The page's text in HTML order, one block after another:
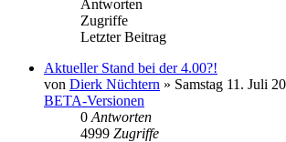
Antworten
Zugriffe
Letzter Beitrag
Aktueller Stand bei der 4.00?!
von Dierk Nüchtern » Samstag 11. Juli
BETA-Versionen
0 Antworten
4999 Zugriffe